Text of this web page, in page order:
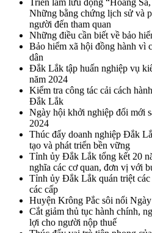
Triển lãm lưu động “Hoàng
Những bằng chứng lịch sử và
người đến tham quan
Những điều cần biết về bảo
Bảo hiểm xã hội đồng hành vì
dân
Đắk Lắk tập huấn nghiệp vụ
năm 2024
Kiểm tra công tác cải cách
Đắk Lắk
Ngày hội khởi nghiệp đổi mới
2024
Thúc đẩy doanh nghiệp Đắk
tạo và phát triển bền vững
Tỉnh ủy Đắk Lắk tổng kết 20
nghĩa các cơ quan, đơn vị với
Tỉnh ủy Đắk Lắk quán triệt
các cấp
Huyện Krông Pắc sôi nổi
Cắt giảm thủ tục hành chính,
lợi cho người nộp thuế